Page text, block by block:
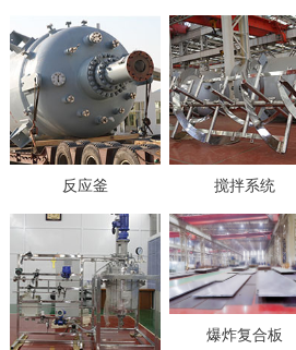
反应釜 搅拌系统
爆炸复合板